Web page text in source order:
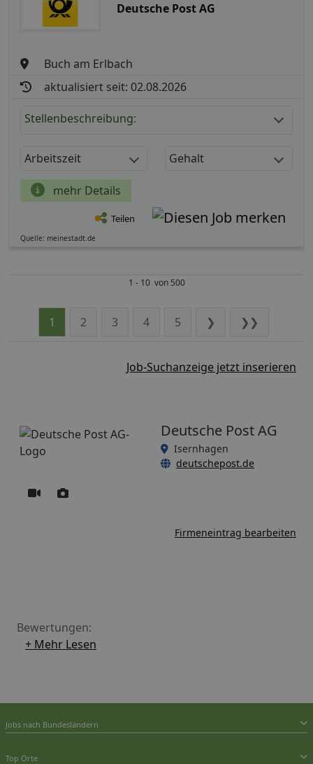
Deutsche Post AG
Buch am Erlbach
aktualisiert seit: 02.08.2026
Stellenbeschreibung:
Arbeitszeit Gehalt
mehr Details
Teilen
Quelle: meinestadt.de
1 - 10 von 500
1 2 3 4 5 ❯ ❯❯
Job-Suchanzeige jetzt inserieren
Deutsche Post AG
Isernhagen
deutschepost.de
Firmeneintrag bearbeiten
Bewertungen:
+ Mehr Lesen
Jobs nach Bundesländern
Top Orte